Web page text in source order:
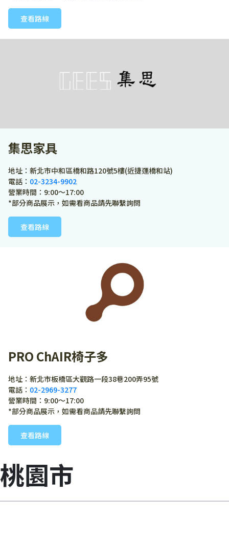
查看路線
集思家具
地址：新北市中和區橋和路120號5樓(近捷運橋和站)
電話： 02-3234-9902
營業時間：9:00～17:00
*部分商品展示，如需看商品請先聯繫詢問
查看路線
PRO ChAIR椅子多
地址：新北市板橋區大觀路一段38巷200弄95號
電話： 02-2969-3277
營業時間：9:00～17:00
*部分商品展示，如需看商品請先聯繫詢問
查看路線
桃園市